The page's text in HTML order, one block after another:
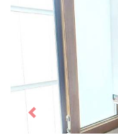
Previous